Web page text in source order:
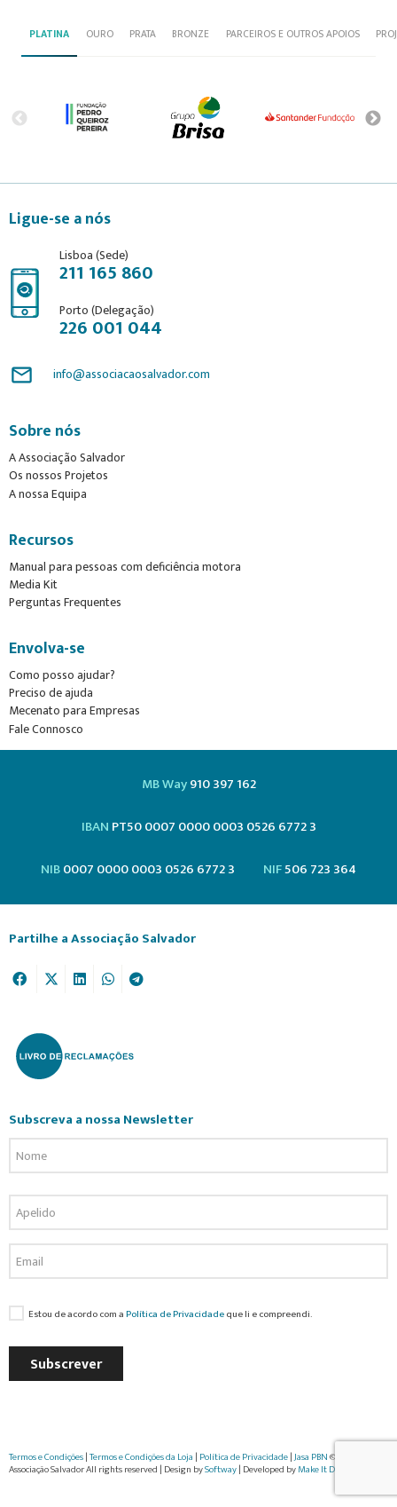
PLATINA OURO PRATA BRONZE PARCEIROS E OUTROS APOIOS
Ligue-se a nós
Lisboa (Sede)
211 165 860
Porto (Delegação)
226 001 044
mail_outline info@associacaosalvador.com
Sobre nós
A Associação Salvador
Os nossos Projetos
A nossa Equipa
Recursos
Manual para pessoas com deficiência motora
Media Kit
Perguntas Frequentes
Envolva-se
Como posso ajudar?
Preciso de ajuda
Mecenato para Empresas
Fale Connosco
MB Way910 397 162
IBAN PT50 0007 0000 0003 0526 6772 3
NIB0007 0000 0003 0526 6772 3 NIF506 723 364
Partilhe a Associação Salvador
Subscreva a nossa Newsletter
Estou de acordo com aPolítica de Privacidadeque li e compreendi.
Subscrever
Termos e Condições|Termos e Condições da Loja | Política de Privacidade|Jasa PBN© 2022
Associação Salvador All rights reserved | Design bySoftway| Developed byMake It Digital